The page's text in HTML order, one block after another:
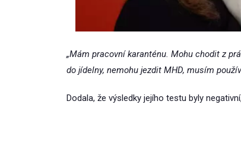
„Mám pracovní karanténu. Mohu chodit z
do jídelny, nemohu jezdit MHD, musím
Dodala, že výsledky jejího testu byly